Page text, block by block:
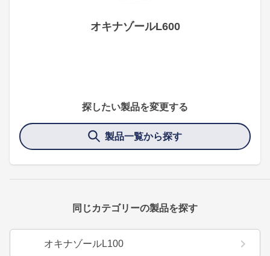
オキナゾールL600
探したい製品を変更する
製品一覧から探す
同じカテゴリーの製品を探す
オキナゾールL100